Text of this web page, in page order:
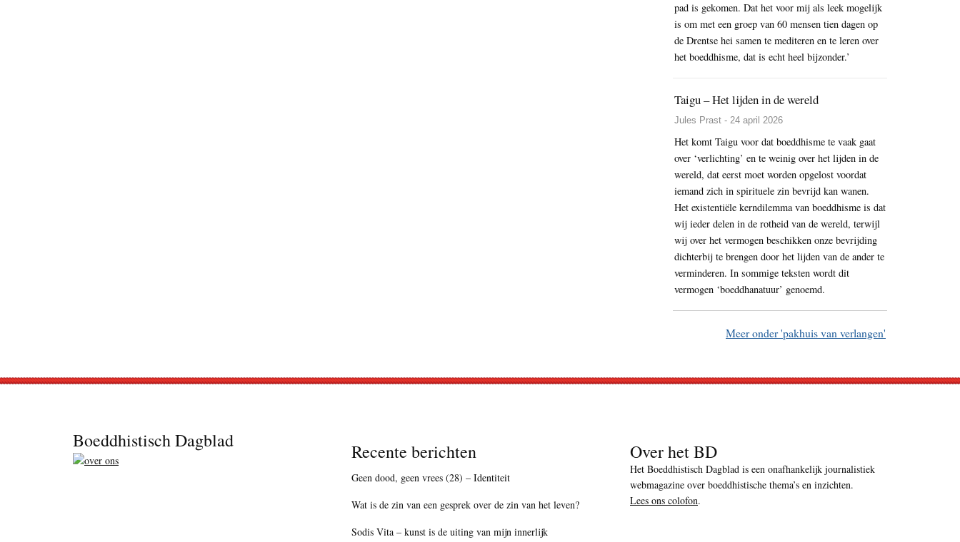
pad is gekomen. Dat het voor mij als leek mogelijk
is om met een groep van 60 mensen tien dagen op
de Drentse hei samen te mediteren en te leren over
het boeddhisme, dat is echt heel bijzonder.’
Taigu – Het lijden in de wereld
Jules Prast - 24 april 2026
Het komt Taigu voor dat boeddhisme te vaak gaat
over ‘verlichting’ en te weinig over het lijden in de
wereld, dat eerst moet worden opgelost voordat
iemand zich in spirituele zin bevrijd kan wanen.
Het existentiële kerndilemma van boeddhisme is dat
wij ieder delen in de rotheid van de wereld, terwijl
wij over het vermogen beschikken onze bevrijding
dichterbij te brengen door het lijden van de ander te
verminderen. In sommige teksten wordt dit
vermogen ‘boeddhanatuur’ genoemd.
Meer onder 'pakhuis van verlangen'
Boeddhistisch Dagblad Recente berichten
Geen dood, geen vrees (28) – Identiteit
Wat is de zin van een gesprek over de zin van het leven?
Sodis Vita – kunst is de uiting van mijn innerlijk
Over het BD
Het Boeddhistisch Dagblad is een onafhankelijk journalistiek
webmagazine over boeddhistische thema’s en inzichten.
Lees ons colofon.